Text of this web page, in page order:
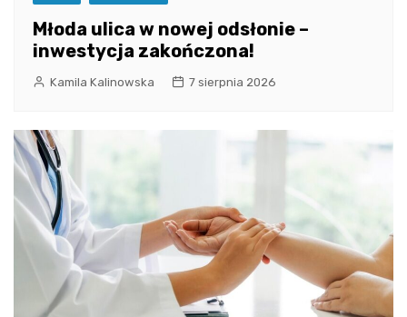
Młoda ulica w nowej odsłonie –
inwestycja zakończona!
Kamila Kalinowska 7 sierpnia 2026